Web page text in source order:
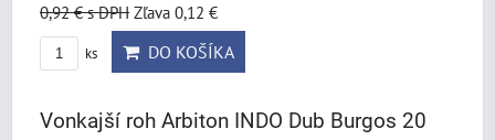
0,92 €s DPH Zľava 0,12 €
ks DO KOŠÍKA
Vonkajší roh Arbiton INDO Dub Burgos 20